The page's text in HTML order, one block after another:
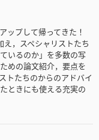
ップして帰ってきた！
，スペシャリストたち
いるのか」を多数の写
めの論文紹介，要点を
トたちのからのアドバイ
ときにも使える充実の